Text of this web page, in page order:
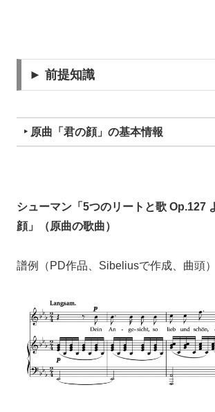
► 前提知識
‣ 原曲「君の顔」の基本情報
シューマン「5つのリートと歌 Op.127
顔」（原曲の歌曲）
譜例（PD作品、Sibeliusで作成、曲頭）